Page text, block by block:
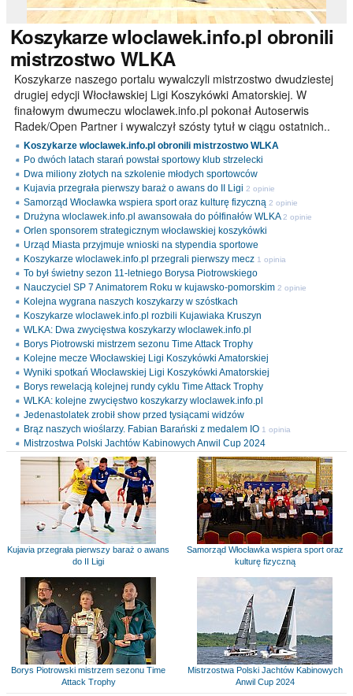
Koszykarzewloclawek.info.pl obronili
mistrzostwo WLKA
Koszykarze naszego portalu wywalczyli mistrzostwo dwudziestej
drugiej edycji Włocławskiej Ligi Koszykówki Amatorskiej. W
finałowym dwumeczu wloclawek.info.pl pokonał Autoserwis
Radek/Open Partner i wywalczył szósty tytuł w ciągu ostatnich..
Koszykarze wloclawek.info.pl obronili mistrzostwo WLKA
Po dwóch latach starań powstał sportowy klub strzelecki
Dwa miliony złotych na szkolenie młodych sportowców
Kujavia przegrała pierwszy baraż o awans do II Ligi 2 opinie
Samorząd Włocławka wspiera sport oraz kulturę fizyczną 2 opinie
Drużyna wloclawek.info.pl awansowała do półfinałów WLKA 2 opinie
Orlen sponsorem strategicznym włocławskiej koszykówki
Urząd Miasta przyjmuje wnioski na stypendia sportowe
Koszykarze wloclawek.info.pl przegrali pierwszy mecz 1 opinia
To był świetny sezon 11-letniego Borysa Piotrowskiego
Nauczyciel SP 7 Animatorem Roku w kujawsko-pomorskim 2 opinie
Kolejna wygrana naszych koszykarzy w szóstkach
Koszykarze wloclawek.info.pl rozbili Kujawiaka Kruszyn
WLKA: Dwa zwycięstwa koszykarzy wloclawek.info.pl
Borys Piotrowski mistrzem sezonu Time Attack Trophy
Kolejne mecze Włocławskiej Ligi Koszykówki Amatorskiej
Wyniki spotkań Włocławskiej Ligi Koszykówki Amatorskiej
Borys rewelacją kolejnej rundy cyklu Time Attack Trophy
WLKA: kolejne zwycięstwo koszykarzy wloclawek.info.pl
Jedenastolatek zrobił show przed tysiącami widzów
Brąz naszych wioślarzy. Fabian Barański z medalem IO 1 opinia
Mistrzostwa Polski Jachtów Kabinowych Anwil Cup 2024
Kujavia przegrała pierwszy baraż o awans
do II Ligi
Samorząd Włocławka wspiera sport oraz
kulturę fizyczną
Borys Piotrowski mistrzem sezonu Time
Attack Trophy
Mistrzostwa Polski Jachtów Kabinowych
Anwil Cup 2024